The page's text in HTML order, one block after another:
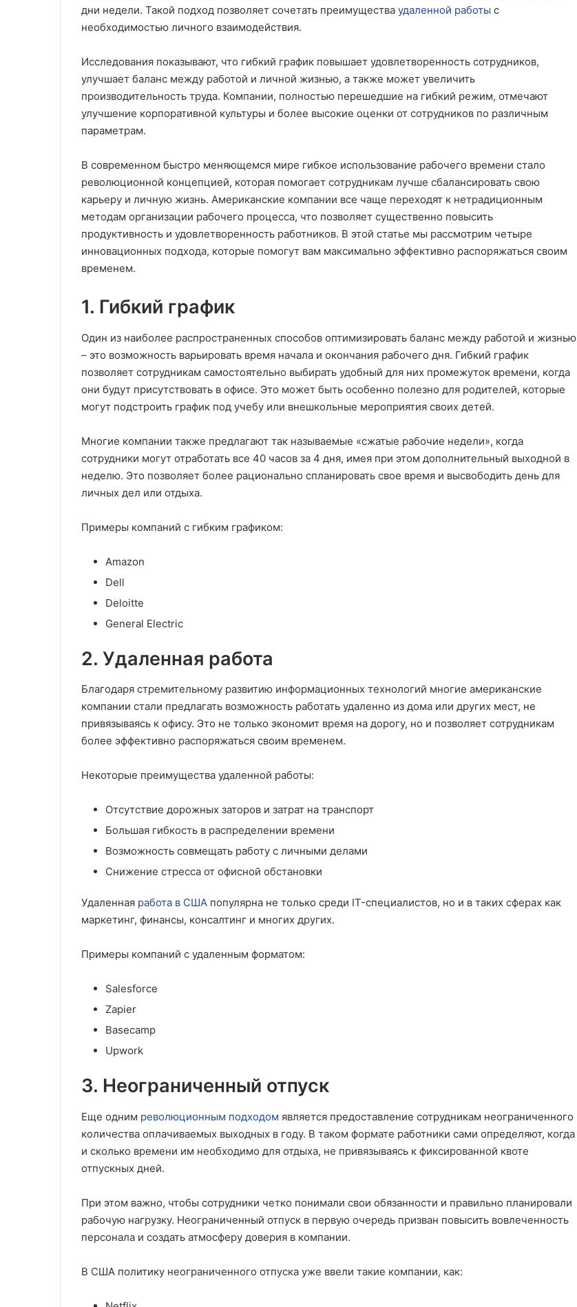
дни недели. Такой подход позволяет сочетать преимущества удаленной работы с
необходимостью личного взаимодействия.
Исследования показывают, что гибкий график повышает удовлетворенность сотрудников,
улучшает баланс между работой и личной жизнью, а также может увеличить
производительность труда. Компании, полностью перешедшие на гибкий режим, отмечают
улучшение корпоративной культуры и более высокие оценки от сотрудников по различным
параметрам.
В современном быстро меняющемся мире гибкое использование рабочего времени стало
революционной концепцией, которая помогает сотрудникам лучше сбалансировать свою
карьеру и личную жизнь. Американские компании все чаще переходят к нетрадиционным
методам организации рабочего процесса, что позволяет существенно повысить
продуктивность и удовлетворенность работников. В этой статье мы рассмотрим четыре
инновационных подхода, которые помогут вам максимально эффективно распоряжаться своим
временем.
1. Гибкий график
Один из наиболее распространенных способов оптимизировать баланс между работой и жизнью
– это возможность варьировать время начала и окончания рабочего дня. Гибкий график
позволяет сотрудникам самостоятельно выбирать удобный для них промежуток времени, когда
они будут присутствовать в офисе. Это может быть особенно полезно для родителей, которые
могут подстроить график под учебу или внешкольные мероприятия своих детей.
Многие компании также предлагают так называемые «сжатые рабочие недели», когда
сотрудники могут отработать все 40 часов за 4 дня, имея при этом дополнительный выходной в
неделю. Это позволяет более рационально спланировать свое время и высвободить день для
личных дел или отдыха.
Примеры компаний с гибким графиком:
Amazon
Dell
Deloitte
General Electric
2. Удаленная работа
Благодаря стремительному развитию информационных технологий многие американские
компании стали предлагать возможность работать удаленно из дома или других мест, не
привязываясь к офису. Это не только экономит время на дорогу, но и позволяет сотрудникам
более эффективно распоряжаться своим временем.
Некоторые преимущества удаленной работы:
Отсутствие дорожных заторов и затрат на транспорт
Большая гибкость в распределении времени
Возможность совмещать работу с личными делами
Снижение стресса от офисной обстановки
Удаленная работа в США популярна не только среди IT-специалистов, но и в таких сферах как
маркетинг, финансы, консалтинг и многих других.
Примеры компаний с удаленным форматом:
Salesforce
Zapier
Basecamp
Upwork
3. Неограниченный отпуск
Еще одним революционным подходом является предоставление сотрудникам неограниченного
количества оплачиваемых выходных в году. В таком формате работники сами определяют, когда
и сколько времени им необходимо для отдыха, не привязываясь к фиксированной квоте
отпускных дней.
При этом важно, чтобы сотрудники четко понимали свои обязанности и правильно планировали
рабочую нагрузку. Неограниченный отпуск в первую очередь призван повысить вовлеченность
персонала и создать атмосферу доверия в компании.
В США политику неограниченного отпуска уже ввели такие компании, как: